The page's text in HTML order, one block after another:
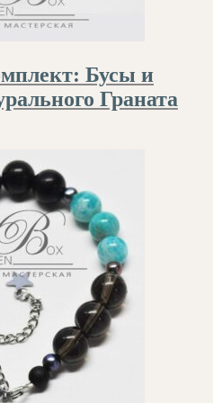
Бусы и
Граната